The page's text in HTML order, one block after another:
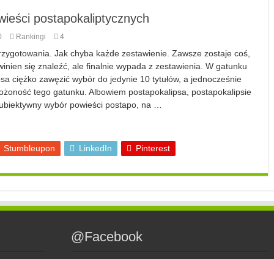
postapokaliptycznych
Rankingi 4
Jak chyba każde zestawienie. Zawsze zostaje coś,
się znaleźć, ale finalnie wypada z zestawienia. W gatunku
ciężko zawęzić wybór do jedynie 10 tytułów, a jednocześnie
tego gatunku. Albowiem postapokalipsa, postapokalipsie
wybór powieści postapo, na …
Stumbleupon LinkedIn Pinterest
@Facebook